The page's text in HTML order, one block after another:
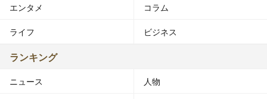
エンタメ コラム
ライフ ビジネス
ランキング
ニュース 人物